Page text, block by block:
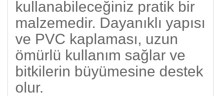
kullanabileceğiniz pratik bir
malzemedir. Dayanıklı yapısı
ve PVC kaplaması, uzun
ömürlü kullanım sağlar ve
bitkilerin büyümesine destek
olur.